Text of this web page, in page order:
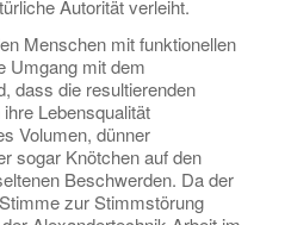
Autorität verleiht.
Menschen mit funktionellen
Umgang mit dem
dass die resultierenden
Lebensqualität
Volumen, dünner
sogar Knötchen auf den
Beschwerden. Da der
zur Stimmstörung